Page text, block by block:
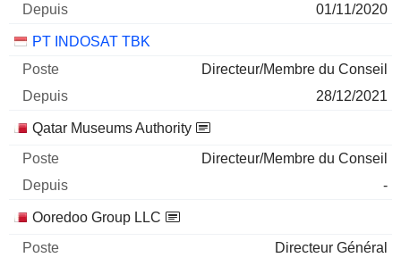
01/11/2020
PT INDOSAT TBK
Directeur/Membre du Conseil
28/12/2021
Qatar Museums Authority
Directeur/Membre du Conseil
-
Ooredoo Group LLC
Directeur Général